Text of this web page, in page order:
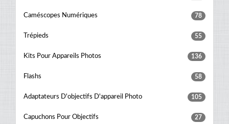
Caméscopes Numériques 78
Trépieds 55
Kits Pour Appareils Photos 136
Flashs 58
Adaptateurs D'objectifs D'appareil Photo 105
Capuchons Pour Objectifs 27